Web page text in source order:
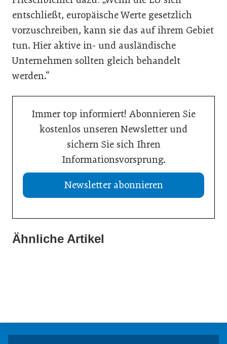
entschließt, europäische Werte gesetzlich
vorzuschreiben, kann sie das auf ihrem Gebiet
tun. Hier aktive in- und ausländische
Unternehmen sollten gleich behandelt
werden.“
Immer top informiert! Abonnieren Sie
kostenlos unseren Newsletter und
sichern Sie sich Ihren
Informationsvorsprung.
Newsletter abonnieren
Ähnliche Artikel
21. Juli 2026